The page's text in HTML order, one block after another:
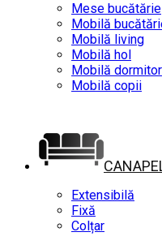
Mese bucătărie
Mobilă
Mobilă living
Mobilă hol
Mobilă dormitor
Mobilă copii
Extensibilă
Fixă
Colțar